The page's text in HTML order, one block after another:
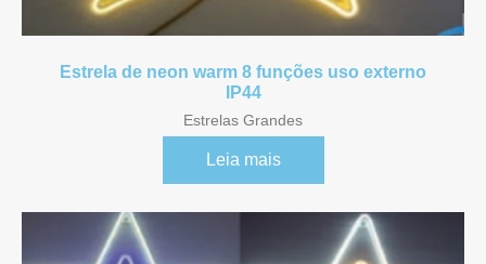
Estrela de neon warm 8 funções uso externo
IP44
Estrelas Grandes
Leia mais